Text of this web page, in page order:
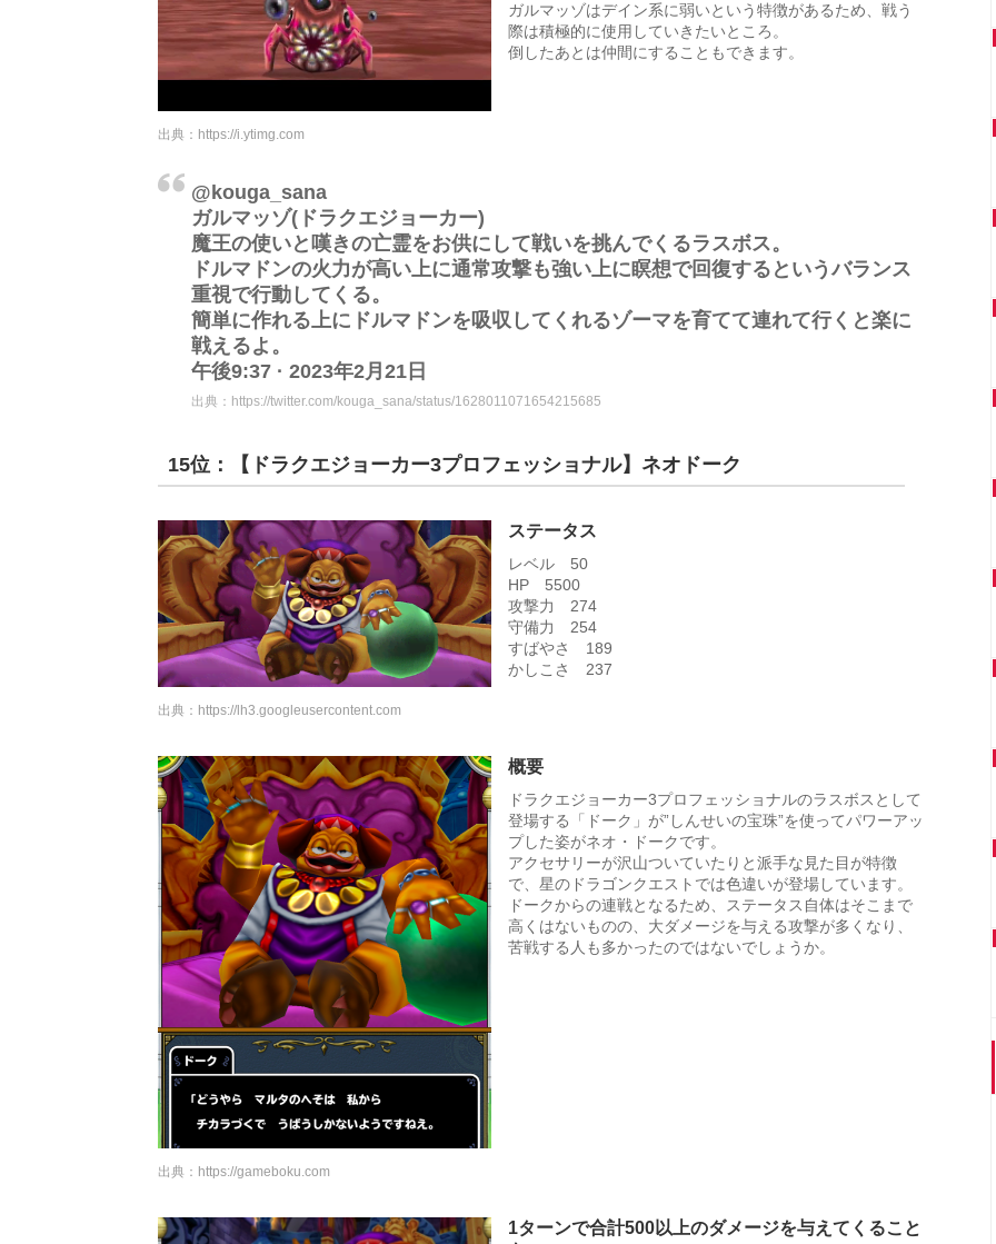
ガルマッゾはデイン系に弱いという特徴があるため、戦う
際は積極的に使用していきたいところ。
倒したあとは仲間にすることもできます。
出典： https://i.ytimg.com
@kouga_sana
ガルマッゾ(ドラクエジョーカー)
魔王の使いと嘆きの亡霊をお供にして戦いを挑んでくるラスボス。
ドルマドンの火力が高い上に通常攻撃も強い上に瞑想で回復するというバランス
重視で行動してくる。
簡単に作れる上にドルマドンを吸収してくれるゾーマを育てて連れて行くと楽に
戦えるよ。
午後9:37 · 2023年2月21日
出典： https://twitter.com/kouga_sana/status/1628011071654215685
15位：【ドラクエジョーカー3プロフェッショナル】ネオドーク
ステータス
レベル 50
HP 5500
攻撃力 274
守備力 254
すばやさ 189
かしこさ 237
出典： https://lh3.googleusercontent.com
概要
ドラクエジョーカー3プロフェッショナルのラスボスとして
登場する「ドーク」が”しんせいの宝珠”を使ってパワーアッ
プした姿がネオ・ドークです。
アクセサリーが沢山ついていたりと派手な見た目が特徴
で、星のドラゴンクエストでは色違いが登場しています。
ドークからの連戦となるため、ステータス自体はそこまで
高くはないものの、大ダメージを与える攻撃が多くなり、
苦戦する人も多かったのではないでしょうか。
出典： https://gameboku.com
1ターンで合計500以上のダメージを与えてくること